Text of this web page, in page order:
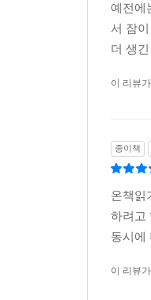
예전에
서 잠
더 생
이 리뷰
종이책
온책읽
하려고
동시에
이 리뷰